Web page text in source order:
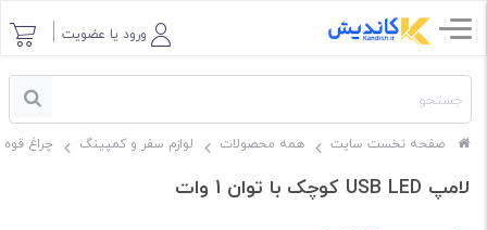
ورود یا عضویت
صفحه نخست سایت همه محصولات لوازم سفر و کمپینگ چراغ قوه
لامپ USB LED کوچک با توان 1 وات